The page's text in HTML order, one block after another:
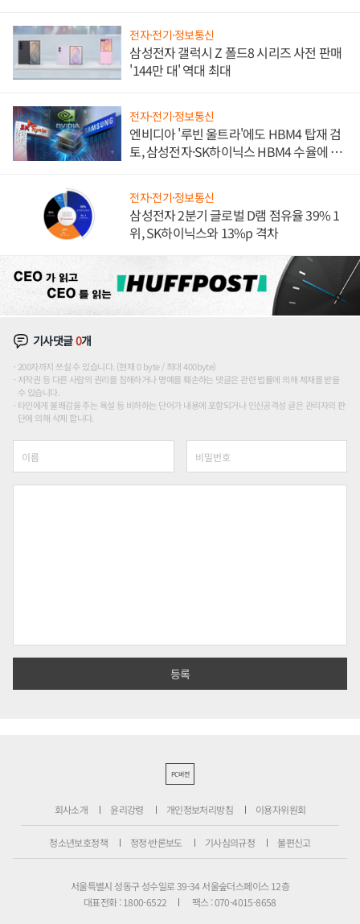
전자·전기·정보통신
삼성전자 갤럭시 Z 폴드8 시리즈 사전 판매
'144만 대' 역대 최대
전자·전기·정보통신
엔비디아 '루빈 울트라'에도 HBM4 탑재 검
토, 삼성전자·SK하이닉스 HBM4 수율에 주
전자·전기·정보통신
삼성전자 2분기 글로벌 D램 점유율 39% 1
위, SK하이닉스와 13%p 격차
기사댓글0개
200자까지 쓰실 수 있습니다. (현재 0 byte / 최대 400byte)
저작권 등 다른 사람의 권리를 침해하거나 명예를 훼손하는 댓글은 관련 법률에 의해 제재를 받을
수 있습니다.
타인에게 불쾌감을 주는 욕설 등 비하하는 단어가 내용에 포함되거나 인신공격성 글은 관리자의 판
단에 의해 삭제 합니다.
PC버전
회사소개 윤리강령 개인정보처리방침 이용자위원회
청소년보호정책 정정·반론보도 기사심의규정 불편신고
서울특별시 성동구 성수일로 39-34 서울숲더스페이스 12층
대표전화 : 1800-6522
팩스 : 070-4015-8658